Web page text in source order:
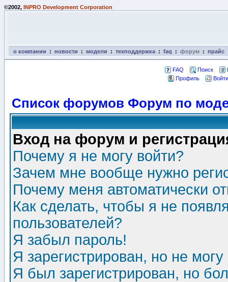
©2002, INPRO Development Corporation
о компании : новости : модели : техподдержка : faq : форум : прайс
FAQ Поиск
Профиль
Список форумов Форум по
Вход на форум и
Почему я не могу войти?
Зачем мне вообще нужно
Почему меня автоматически
Как сделать, чтобы я не
пользователей?
Я забыл пароль!
Я зарегистрирован, но не могу
Я был зарегистрирован, но